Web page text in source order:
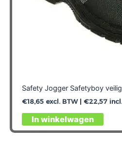
Safety Jogger Safetyboy
€18,65excl. BTW | €22,57
In winkelwagen
Dit